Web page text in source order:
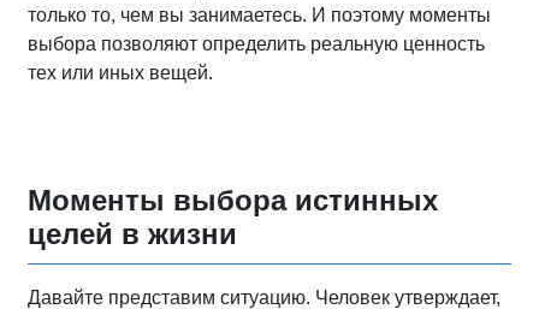
только то, чем вы занимаетесь. И поэтому моменты
выбора позволяют определить реальную ценность
тех или иных вещей.
Моменты выбора истинных
целей в жизни
Давайте представим ситуацию. Человек утверждает,